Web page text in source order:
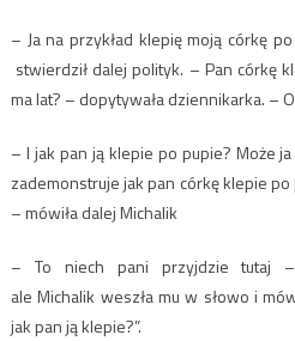
– Ja na przykład klepię moją córkę
stwierdził dalej polityk. – Pan córkę
ma lat? – dopytywała dziennikarka. –
– I jak pan ją klepie po pupie? Może
zademonstruje jak pan córkę klepie
– mówiła dalej Michalik
– To niech pani przyjdzie tutaj –
ale Michalik weszła mu w słowo i
jak pan ją klepie?”.